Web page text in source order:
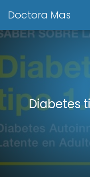
Doctora Mas
Diabetes